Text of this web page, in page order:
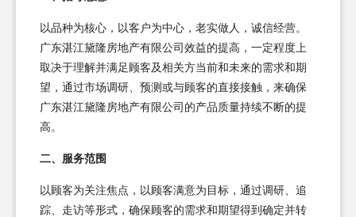
以品种为核心，以客户为中心，老实做人，诚信经营。
广东湛江黛隆房地产有限公司效益的提高，一定程度上
取决于理解并满足顾客及相关方当前和未来的需求和期
望，通过市场调研、预测或与顾客的直接接触，来确保
广东湛江黛隆房地产有限公司的产品质量持续不断的提
高。
二、服务范围
以顾客为关注焦点，以顾客满意为目标，通过调研、追
踪、走访等形式，确保顾客的需求和期望得到确定并转